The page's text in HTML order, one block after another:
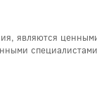
являются